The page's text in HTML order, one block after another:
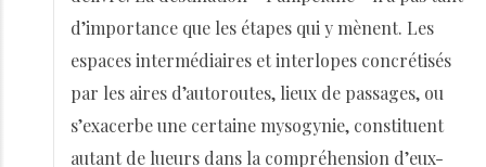
d’importance que les étapes qui y mènent. Les
espaces intermédiaires et interlopes concrétisés
par les aires d’autoroutes, lieux de passages, ou
s’exacerbe une certaine mysogynie, constituent
autant de lueurs dans la compréhension d’eux-